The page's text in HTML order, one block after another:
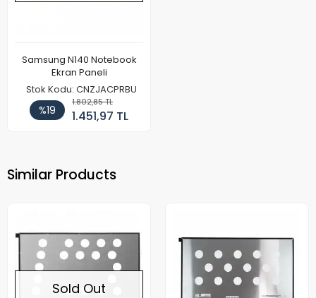
Samsung N140 Notebook
Ekran Paneli
Stok Kodu: CNZJACPRBU
%19
1.802,85 TL
1.451,97 TL
Similar Products
Sold Out